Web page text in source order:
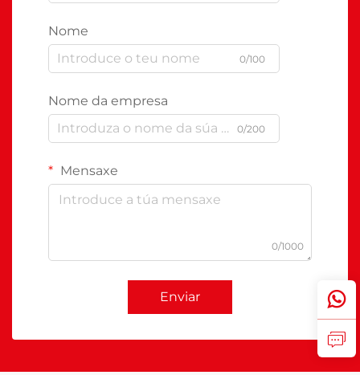
Nome
0/100
Nome da empresa
0/200
Mensaxe
0/1000
Enviar